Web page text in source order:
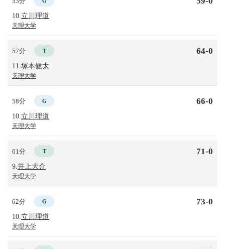
10. 立川理道
天理大学
57分 T
11. 塚本健太
天理大学
64-0
58分 G
10. 立川理道
天理大学
66-0
61分 T
9. 井上大介
天理大学
71-0
62分 G
10. 立川理道
天理大学
73-0